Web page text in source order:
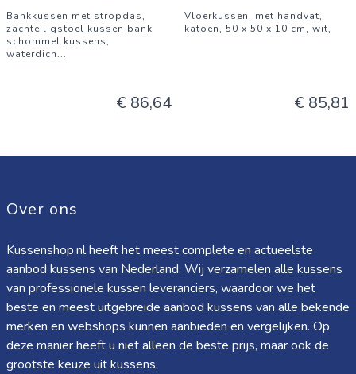
Bankkussen met stropdas,
zachte ligstoel kussen bank
schommel kussens,
waterdich...
€ 86,64
Vloerkussen, met handvat,
katoen, 50 x 50 x 10 cm, wit,
€ 85,81
Over ons
Kussenshop.nl heeft het meest complete en actueelste
aanbod kussens van Nederland. Wij verzamelen alle kussens
van professionele kussen leveranciers, waardoor we het
beste en meest uitgebreide aanbod kussens van alle bekende
merken en webshops kunnen aanbieden en vergelijken. Op
deze manier heeft u niet alleen de beste prijs, maar ook de
grootste keuze uit kussens.